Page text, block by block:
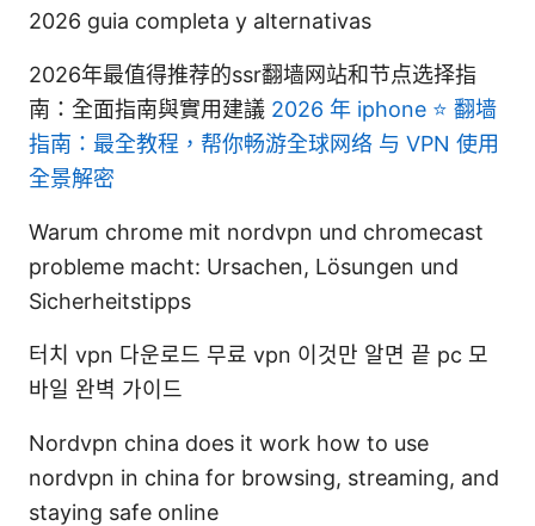
2026 guia completa y alternativas
2026年最值得推荐的ssr翻墙网站和节点选择指
南：全面指南與實用建議 2026 年 iphone ⭐ 翻墙
指南：最全教程，帮你畅游全球网络 与 VPN 使用
全景解密
Warum chrome mit nordvpn und chromecast
probleme macht: Ursachen, Lösungen und
Sicherheitstipps
터치 vpn 다운로드 무료 vpn 이것만 알면 끝 pc 모
바일 완벽 가이드
Nordvpn china does it work how to use
nordvpn in china for browsing, streaming, and
staying safe online